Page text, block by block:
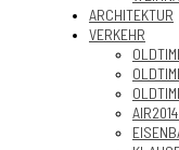
ARCHITEKTUR
VERKEHR